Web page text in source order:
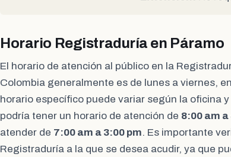
Horario Registraduría en Páramo
El horario de atención al público en la
Colombia generalmente es de lunes a viernes,
horario específico puede variar según la oficina
podría tener un horario de atención de 8:00 am a
atender de 7:00 am a 3:00 pm. Es importante
Registraduría a la que se desea acudir, ya que